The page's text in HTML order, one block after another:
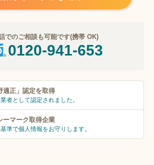
でのご相談も可能です(携帯 OK)
0120-941-653
適正」 認定を取得
者として認定されました。
ーマーク取得企業
準で個人情報をお守りします。